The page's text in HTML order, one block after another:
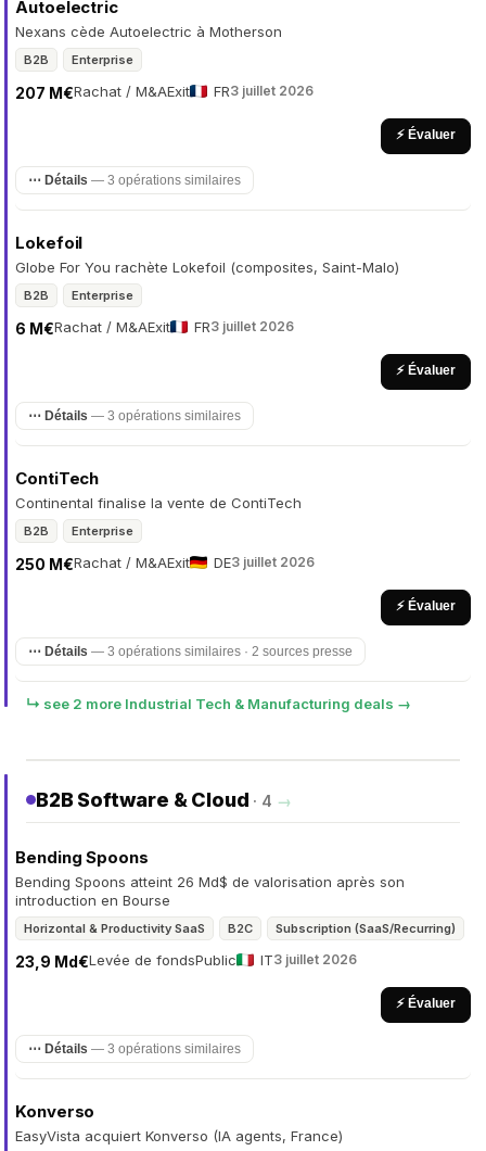
Autoelectric
Nexans cède Autoelectric à Motherson
B2B Enterprise
Rachat / M&A
207 M€ Exit FR3 juillet 2026
⚡ Évaluer
⋯ Détails — 3 opérations similaires
Lokefoil
Globe For You rachète Lokefoil (composites, Saint-Malo)
B2B Enterprise
Rachat / M&A
6 M€ Exit FR3 juillet 2026
⚡ Évaluer
⋯ Détails — 3 opérations similaires
ContiTech
Continental finalise la vente de ContiTech
B2B Enterprise
Rachat / M&A
250 M€ Exit DE3 juillet 2026
⚡ Évaluer
⋯ Détails — 3 opérations similaires · 2 sources presse
↳ see 2 more Industrial Tech & Manufacturing deals →
B2B Software & Cloud · 4 →
Bending Spoons
Bending Spoons atteint 26 Md$ de valorisation après son
introduction en Bourse
Horizontal & Productivity SaaS B2C Subscription (SaaS/Recurring)
Levée de fonds
23,9 Md€ Public IT3 juillet 2026
⚡ Évaluer
⋯ Détails — 3 opérations similaires
Konverso
EasyVista acquiert Konverso (IA agents, France)